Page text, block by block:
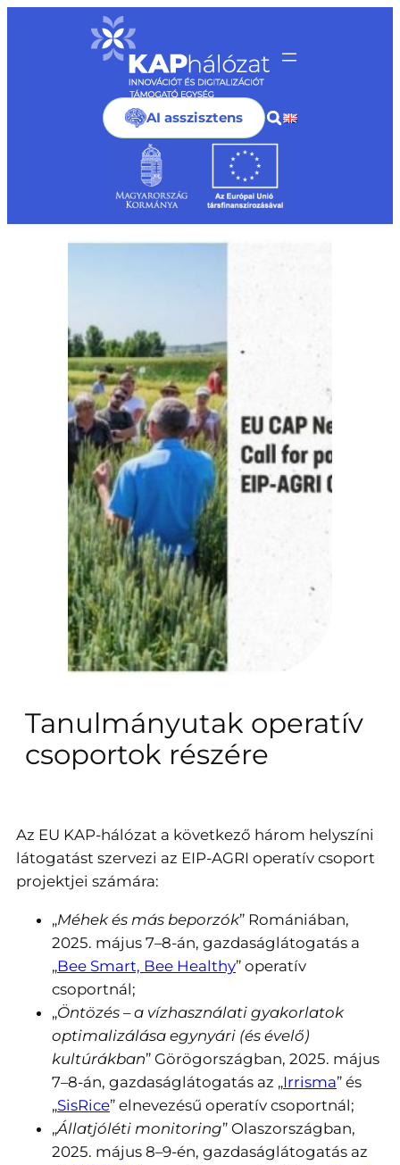
AI asszisztens
Tanulmányutak operatív
csoportok részére
Az EU KAP-hálózat a következő három helyszíni
látogatást szervezi az EIP-AGRI operatív csoport
projektjei számára:
„Méhek és más beporzók” Romániában,
2025. május 7–8-án, gazdaságlátogatás a
„Bee Smart, Bee Healthy” operatív
csoportnál;
„Öntözés – a vízhasználati gyakorlatok
optimalizálása egynyári (és évelő)
kultúrákban” Görögországban, 2025. május
7–8-án, gazdaságlátogatás az „Irrisma” és
„SisRice” elnevezésű operatív csoportnál;
„Állatjóléti monitoring” Olaszországban,
2025. május 8–9-én, gazdaságlátogatás az